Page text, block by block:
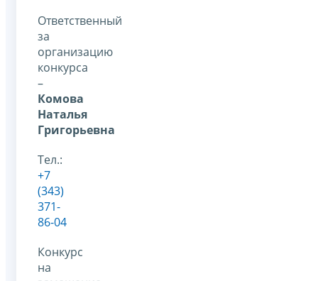
Ответственный
за
организацию
конкурса
–
Комова
Наталья
Григорьевна
Тел.:
+7
(343)
371-
86-04
Конкурс
на